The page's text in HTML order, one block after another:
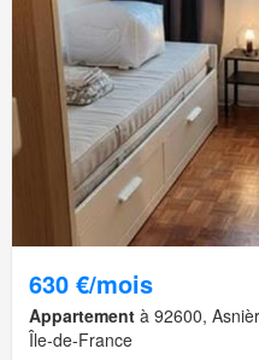
630 €/mois
Appartement à 92600,
Île-de-France